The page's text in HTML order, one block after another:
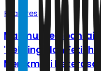
Features
Mazmur
'Hellsing' dan Fetish
Menikmati